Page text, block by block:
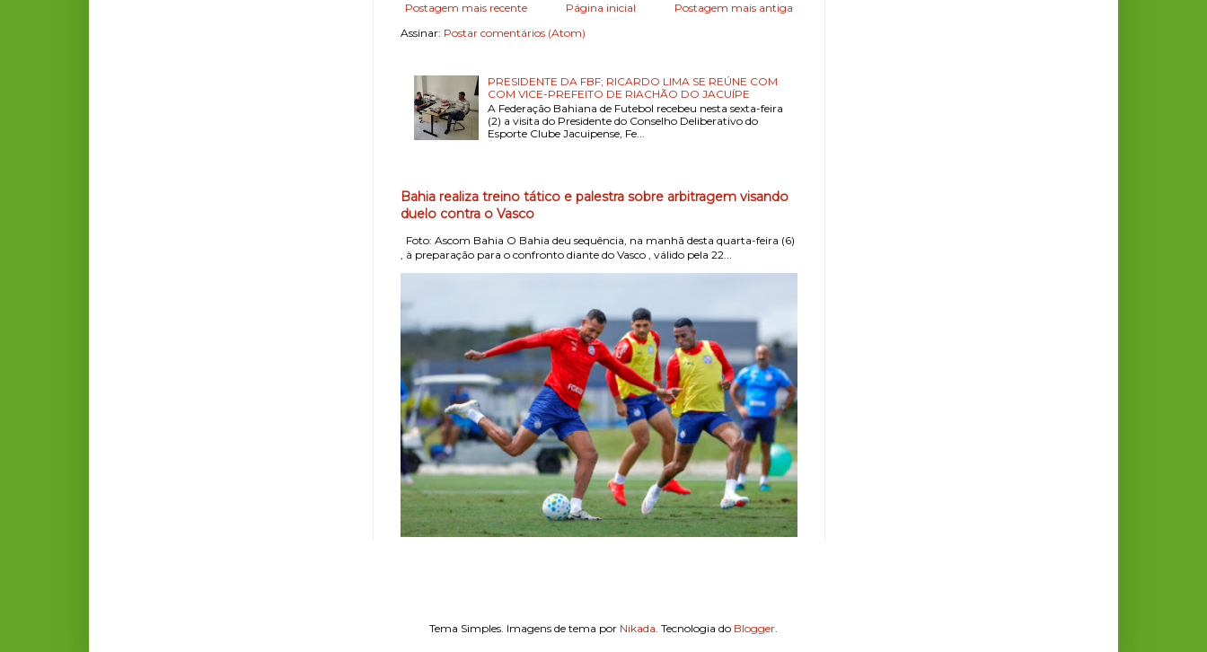
Postagem mais recente Postagem mais antiga
Página inicial
Assinar: Postar comentários (Atom)
PRESIDENTE DA FBF; RICARDO LIMA SE REÚNE COM
COM VICE-PREFEITO DE RIACHÃO DO JACUÍPE
A Federação Bahiana de Futebol recebeu nesta sexta-feira
(2) a visita do Presidente do Conselho Deliberativo do
Esporte Clube Jacuipense, Fe...
Bahia realiza treino tático e palestra sobre arbitragem visando
duelo contra o Vasco
Foto: Ascom Bahia O Bahia deu sequência, na manhã desta quarta-feira (6)
, à preparação para o confronto diante do Vasco , válido pela 22...
Tema Simples. Imagens de tema por Nikada . Tecnologia do Blogger